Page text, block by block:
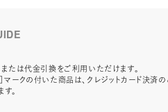
または代金引換をご利用いただけます。
マークの付いた商品は、クレジットカード決済の
。